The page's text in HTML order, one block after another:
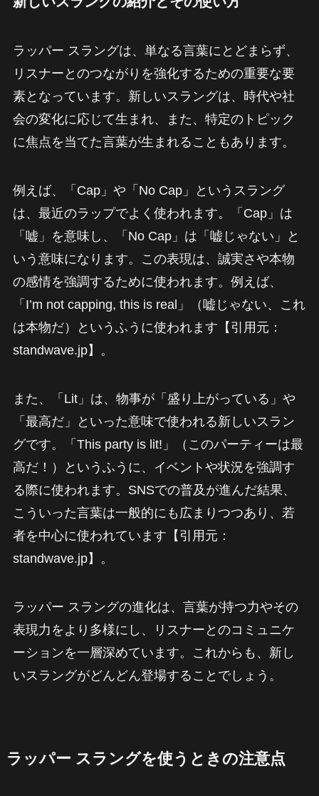
ラッパー スラングは、単なる言葉にとどまらず、
リスナーとのつながりを強化するための重要な要
素となっています。新しいスラングは、時代や社
会の変化に応じて生まれ、また、特定のトピック
に焦点を当てた言葉が生まれることもあります。
例えば、「Cap」や「No Cap」というスラング
は、最近のラップでよく使われます。「Cap」は
「嘘」を意味し、「No Cap」は「嘘じゃない」と
いう意味になります。この表現は、誠実さや本物
の感情を強調するために使われます。例えば、
「I’m not capping, this is real」（嘘じゃない、これ
は本物だ）というふうに使われます【引用元：
standwave.jp】。
また、「Lit」は、物事が「盛り上がっている」や
「最高だ」といった意味で使われる新しいスラン
グです。「This party is lit!」（このパーティーは最
高だ！）というふうに、イベントや状況を強調す
る際に使われます。SNSでの普及が進んだ結果、
こういった言葉は一般的にも広まりつつあり、若
者を中心に使われています【引用元：
standwave.jp】。
ラッパー スラングの進化は、言葉が持つ力やその
表現力をより多様にし、リスナーとのコミュニケ
ーションを一層深めています。これからも、新し
いスラングがどんどん登場することでしょう。
ラッパー スラングを使うときの注意点